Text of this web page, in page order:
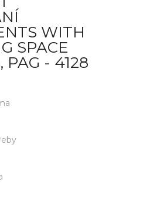
WITH
SPACE
PAG - 4128